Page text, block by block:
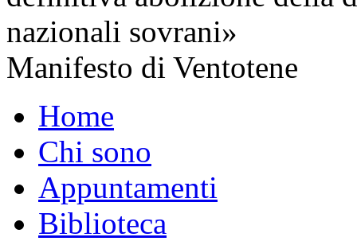
nazionali sovrani»
Manifesto di Ventotene
Home
Chi sono
Appuntamenti
Biblioteca